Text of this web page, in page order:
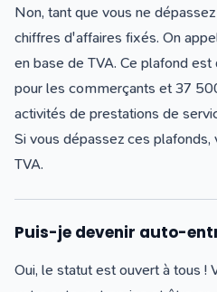
Non, tant que vous ne
chiffres d'affaires fixés. On
en base de TVA. Ce plafond
pour les commerçants et 37
activités de prestations de
Si vous dépassez ces
TVA.
Puis-je devenir auto-
Oui, le statut est ouvert à tous !